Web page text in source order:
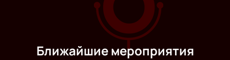
Ближайшие мероприятия